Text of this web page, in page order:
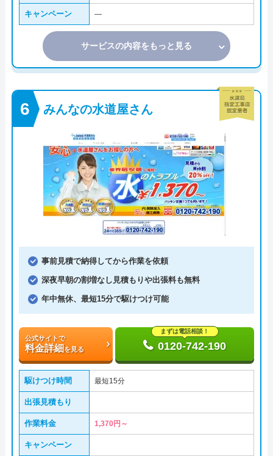
キャンペーン ―
サービスの内容をもっと見る
みんなの水道屋さん
事前見積で納得してから作業を依頼
深夜早朝の割増なし見積もりや出張料も無料
年中無休、最短15分で駆けつけ可能
公式サイトで
料金詳細を見る
まずは電話相談！
0120-742-190
駆けつけ時間 最短15分
出張見積もり
作業料金 1,370円～
キャンペーン